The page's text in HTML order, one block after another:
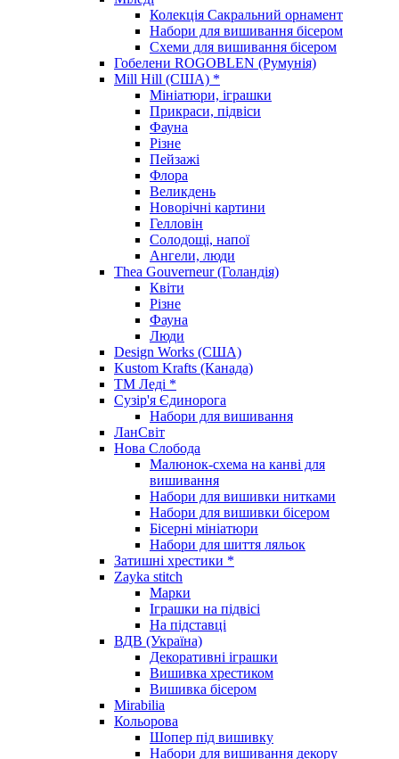
Колекція Сакральний орнамент
Набори для вишивання бісером
Схеми для вишивання бісером
Гобелени ROGOBLEN (Румунія)
Mill Hill (США) *
Мініатюри, іграшки
Прикраси, підвіси
Фауна
Різне
Пейзажі
Флора
Великдень
Новорічні картини
Гелловін
Солодощі, напої
Ангели, люди
Thea Gouverneur (Голандія)
Квіти
Різне
Фауна
Люди
Design Works (США)
Kustom Krafts (Канада)
ТМ Леді *
Сузір'я Єдинорога
Набори для вишивання
ЛанСвіт
Нова Слобода
Малюнок-схема на канві для
вишивання
Набори для вишивки нитками
Набори для вишивки бісером
Бісерні мініатюри
Набори для шиття ляльок
Затишні хрестики *
Zayka stitch
Марки
Іграшки на підвісі
На підставці
ВДВ (Україна)
Декоративні іграшки
Вишивка хрестиком
Вишивка бісером
Mirabilia
Кольорова
Шопер під вишивку
Набори для вишивання декору